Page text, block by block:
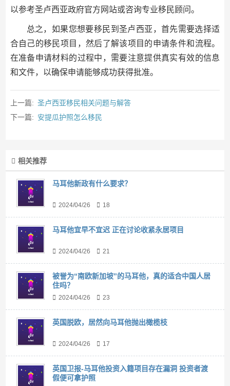
以参考圣卢西亚政府官方网站或咨询专业移民顾问。
总之，如果您想要移民到圣卢西亚，首先需要选择适
合自己的移民项目，然后了解该项目的申请条件和流程。
在准备申请材料的过程中，需要注意提供真实有效的信息
和文件，以确保申请能够成功获得批准。
上一篇: 圣卢西亚移民相关问题与解答
下一篇: 安提瓜护照怎么移民
相关推荐
马耳他新政有什么要求？
2024/04/26 18
马耳他宜早不宜迟 正在讨论收紧永居项目
2024/04/26 21
被誉为“南欧新加坡”的马耳他，真的适合中国人居
住吗？
2024/04/26 23
英国脱欧，居然向马耳他抛出橄榄枝
2024/04/26 17
英国卫报-马耳他投资入籍项目存在漏洞 投资者渡
假便可拿护照